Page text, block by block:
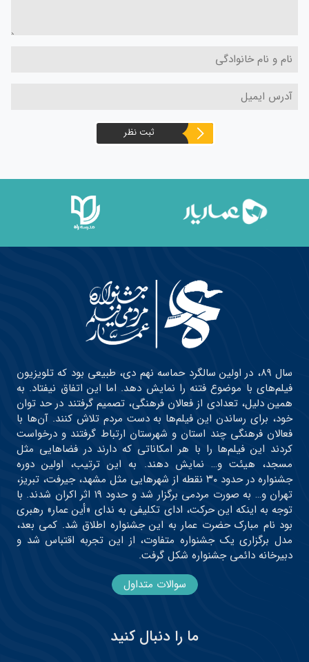
ثبت نظر
سال ۸۹، در اولین سالگرد حماسه نهم دی، طبیعی بود که تلویزیون
فیلم‌های با موضوع فتنه را نمایش دهد. اما این اتفاق نیفتاد. به
همین دلیل، تعدادی از فعالان فرهنگی، تصمیم گرفتند در حد توان
خود، برای رساندن این فیلم‌ها به دست مردم تلاش کنند. آن‌ها با
فعالان فرهنگی چند استان و شهرستان ارتباط گرفتند و درخواست
کردند این فیلم‌ها را با هر امکاناتی که دارند در فضاهایی مثل
مسجد، هیئت و… نمایش دهند. به این ترتیب، اولین دوره
جشنواره در حدود ۳۰ نقطه از شهرهایی مثل مشهد، جیرفت، تبریز،
تهران و… به صورت مردمی برگزار شد و حدود ۱۹ اثر اکران شدند. با
توجه به اینکه این حرکت، ادای تکلیفی به ندای «أین عمار» رهبری
بود نام مبارک حضرت عمار به این جشنواره اطلاق شد. کمی بعد،
مدل برگزاری یک جشنواره متفاوت، از این تجربه اقتباس شد و
دبیرخانه دائمی جشنواره شکل گرفت.
سوالات متداول
ما را دنبال کنید